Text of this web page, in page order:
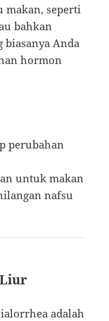
makan, seperti
bahkan
biasanya Anda
hormon
perubahan
untuk makan
nafsu
adalah